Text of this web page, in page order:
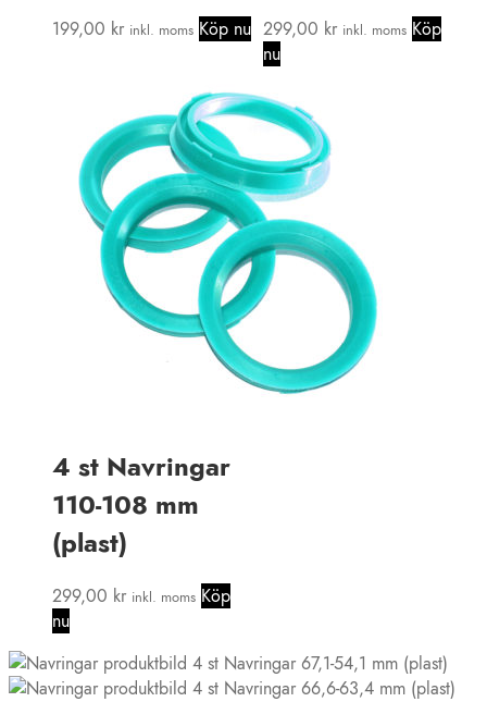
199,00 kr inkl. moms Köp nu 299,00 kr inkl. moms Köp
nu
4 st Navringar
110-108 mm
(plast)
299,00 kr inkl. moms Köp
nu
4 st Navringar 67,1-54,1 mm (plast)
4 st Navringar 66,6-63,4 mm (plast)